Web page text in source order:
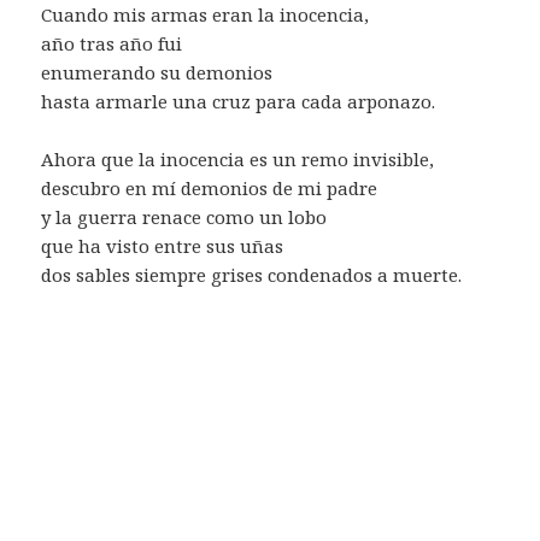
Cuando mis armas eran la inocencia,
año tras año fui
enumerando su demonios
hasta armarle una cruz para cada arponazo.
Ahora que la inocencia es un remo invisible,
descubro en mí demonios de mi padre
y la guerra renace como un lobo
que ha visto entre sus uñas
dos sables siempre grises condenados a muerte.